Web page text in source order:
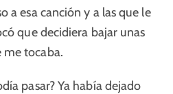
a esa canción y a las que le
que decidiera bajar unas
me tocaba.
pasar? Ya había dejado